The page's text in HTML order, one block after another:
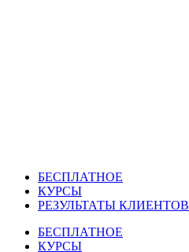
БЕСПЛАТНОЕ
КУРСЫ
РЕЗУЛЬТАТЫ КЛИЕНТОВ
БЕСПЛАТНОЕ
КУРСЫ